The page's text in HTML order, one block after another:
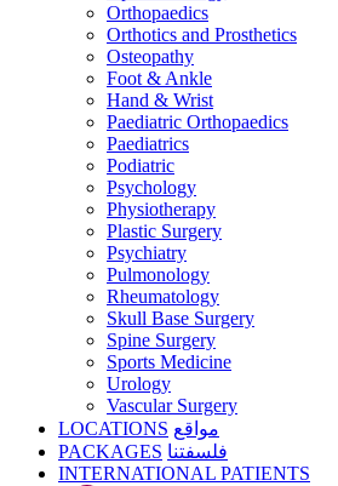
Orthopaedics
Orthotics and Prosthetics
Osteopathy
Foot & Ankle
Hand & Wrist
Paediatric Orthopaedics
Paediatrics
Podiatric
Psychology
Physiotherapy
Plastic Surgery
Psychiatry
Pulmonology
Rheumatology
Skull Base Surgery
Spine Surgery
Sports Medicine
Urology
Vascular Surgery
LOCATIONS مواقع
PACKAGES فلسفتنا
INTERNATIONAL PATIENTS